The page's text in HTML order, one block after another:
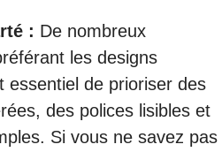
: De nombreux
les designs
essentiel de prioriser des
des polices lisibles et
Si vous ne savez pas